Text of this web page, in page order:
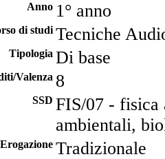
Anno 1° anno
di studi Tecniche
Tipologia Di base
Valenza 8
SSD FIS/07 - fisica
ambientali,
Erogazione Tradizionale